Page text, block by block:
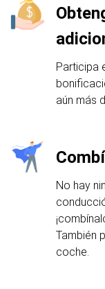
Participa
aún más
No hay
También
coche.